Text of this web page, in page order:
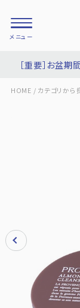
定期購入
［重要］お盆
HOME / カテゴリから